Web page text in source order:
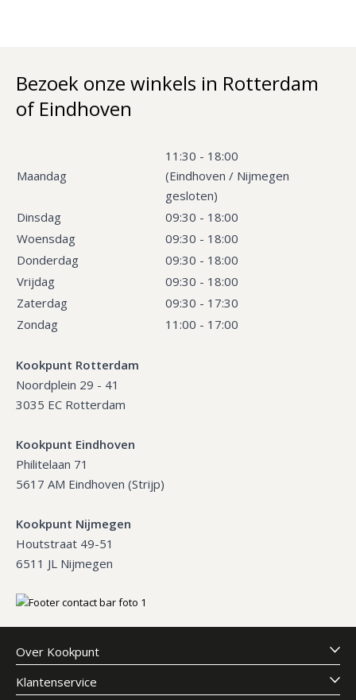
Bezoek onze winkels in Rotterdam
of Eindhoven
Maandag
11:30 - 18:00
(Eindhoven / Nijmegen
gesloten)
Dinsdag
09:30 - 18:00
Woensdag
09:30 - 18:00
Donderdag
09:30 - 18:00
Vrijdag
09:30 - 18:00
Zaterdag
09:30 - 17:30
Zondag
11:00 - 17:00
Kookpunt Rotterdam
Noordplein 29 - 41
3035 EC Rotterdam
Kookpunt Eindhoven
Philitelaan 71
5617 AM Eindhoven (Strijp)
Kookpunt Nijmegen
Houtstraat 49-51
6511 JL Nijmegen
Over Kookpunt
Klantenservice